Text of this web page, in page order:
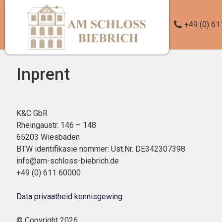
+49 (0)
Inprent
K&C GbR
Rheingaustr. 146 – 148
65203 Wiesbaden
BTW identifikasie nommer: Ust.Nr. DE342307398
info@am-schloss-biebrich.de
+49 (0) 611 60000
Data privaatheid kennisgewing